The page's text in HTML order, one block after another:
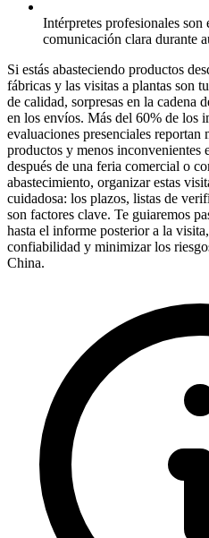
Intérpretes profesionales son
comunicación clara durante
Si estás abasteciendo productos
fábricas y las visitas a plantas son
de calidad, sorpresas en la cadena
en los envíos. Más del 60% de los
evaluaciones presenciales reportan
productos y menos inconvenientes
después de una feria comercial o
abastecimiento, organizar estas
cuidadosa: los plazos, listas de
son factores clave. Te guiaremos
hasta el informe posterior a la
confiabilidad y minimizar los
China.